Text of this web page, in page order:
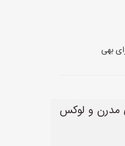
بهی
مدرن و لوکس